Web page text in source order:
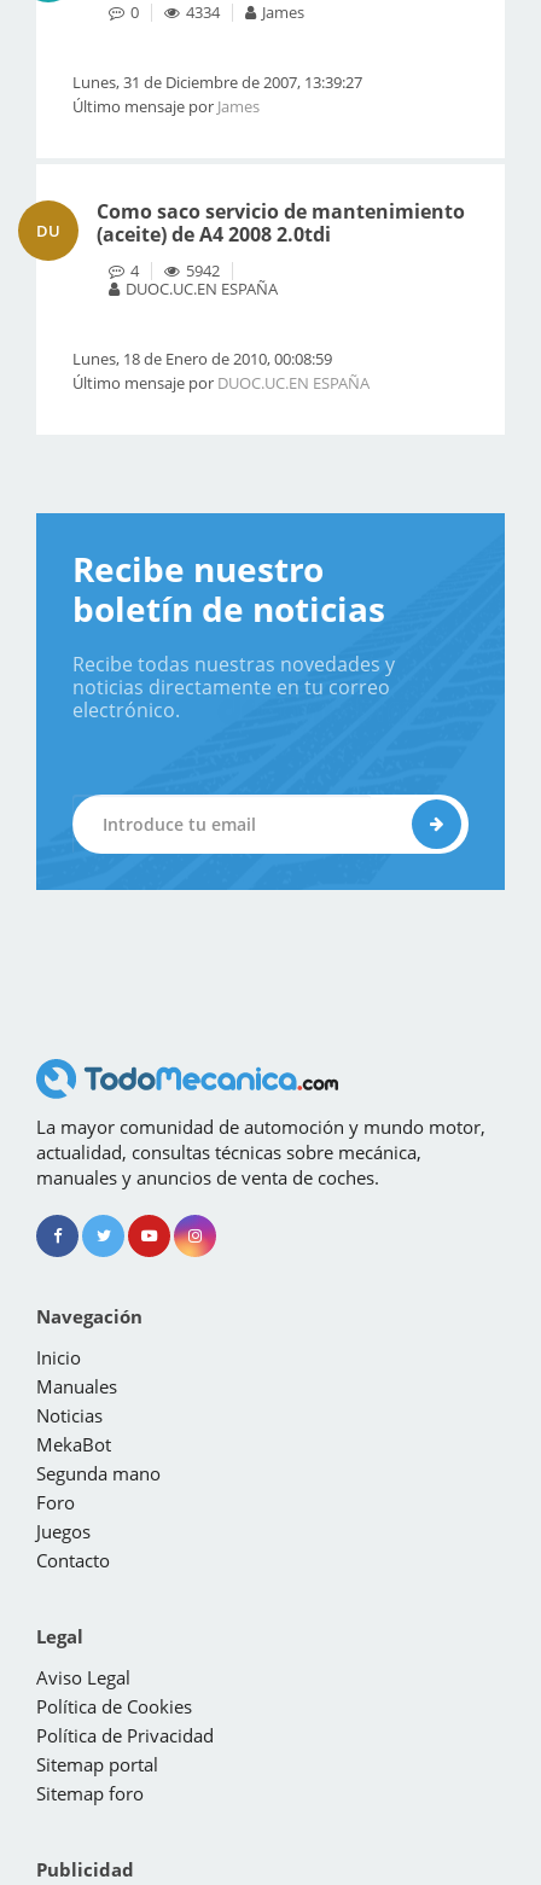
0 4334 James
Lunes, 31 de Diciembre de 2007, 13:39:27
Último mensaje por James
DU
Como saco servicio de mantenimiento
(aceite) de A4 2008 2.0tdi
4
5942
DUOC.UC.EN ESPAÑA
Lunes, 18 de Enero de 2010, 00:08:59
Último mensaje por DUOC.UC.EN ESPAÑA
Recibe nuestro
boletín de noticias
Recibe todas nuestras novedades y
noticias directamente en tu correo
electrónico.
La mayor comunidad de automoción y mundo motor,
actualidad, consultas técnicas sobre mecánica,
manuales y anuncios de venta de coches.
Navegación
Inicio
Manuales
Noticias
MekaBot
Segunda mano
Foro
Juegos
Contacto
Legal
Aviso Legal
Política de Cookies
Política de Privacidad
Sitemap portal
Sitemap foro
Publicidad